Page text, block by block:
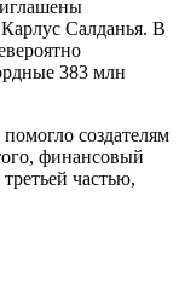
Салданья. В
383 млн
создателям
финансовый
частью,